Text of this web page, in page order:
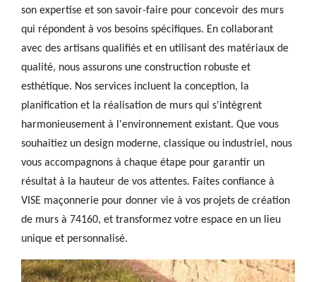
son expertise et son savoir-faire pour concevoir des murs
qui répondent à vos besoins spécifiques. En collaborant
avec des artisans qualifiés et en utilisant des matériaux de
qualité, nous assurons une construction robuste et
esthétique. Nos services incluent la conception, la
planification et la réalisation de murs qui s'intègrent
harmonieusement à l'environnement existant. Que vous
souhaitiez un design moderne, classique ou industriel, nous
vous accompagnons à chaque étape pour garantir un
résultat à la hauteur de vos attentes. Faites confiance à
VISE maçonnerie pour donner vie à vos projets de création
de murs à 74160, et transformez votre espace en un lieu
unique et personnalisé.